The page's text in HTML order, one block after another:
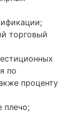
торговый
по
проценту
плечо;